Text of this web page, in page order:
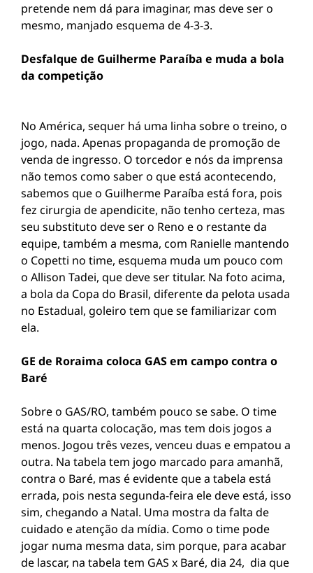
pretende nem dá para imaginar, mas deve ser o
mesmo, manjado esquema de 4-3-3.
Desfalque de Guilherme Paraíba e muda a bola
da competição
No América, sequer há uma linha sobre o treino, o
jogo, nada. Apenas propaganda de promoção de
venda de ingresso. O torcedor e nós da imprensa
não temos como saber o que está acontecendo,
sabemos que o Guilherme Paraíba está fora, pois
fez cirurgia de apendicite, não tenho certeza, mas
seu substituto deve ser o Reno e o restante da
equipe, também a mesma, com Ranielle mantendo
o Copetti no time, esquema muda um pouco com
o Allison Tadei, que deve ser titular. Na foto acima,
a bola da Copa do Brasil, diferente da pelota usada
no Estadual, goleiro tem que se familiarizar com
ela.
GE de Roraima coloca GAS em campo contra o
Baré
Sobre o GAS/RO, também pouco se sabe. O time
está na quarta colocação, mas tem dois jogos a
menos. Jogou três vezes, venceu duas e empatou a
outra. Na tabela tem jogo marcado para amanhã,
contra o Baré, mas é evidente que a tabela está
errada, pois nesta segunda-feira ele deve está, isso
sim, chegando a Natal. Uma mostra da falta de
cuidado e atenção da mídia. Como o time pode
jogar numa mesma data, sim porque, para acabar
de lascar, na tabela tem GAS x Baré, dia 24, dia que